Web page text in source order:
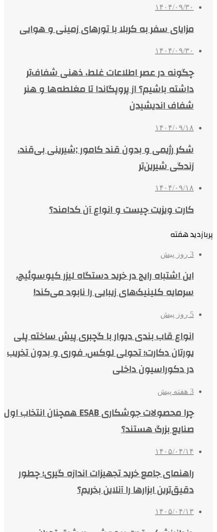
۱۴۰۴/۰۹/۳۰
مزایای سفر به کربلا با تورهای زمینی و هوایی
۱۴۰۴/۰۹/۳۰
چگونه در عصر اطلاعات غلط، ذهنی شفاف‌تر
داشته باشیم؟ از پروپگاندا تا مغلطه‌ها و هنر
شفاف اندیشیدن
۱۴۰۴/۰۹/۱۸
شکر رژیمی و بدون قند کامور ;شیرینی بی‌قند،
زندگی شیرین‌تر
۱۴۰۴/۰۹/۱۸
کارت ویزیت چیست و انواع آن کدامند؟
پربازدید هفته
3 روز پیش
این اشتباه رایج در خرید دستگاه لیزر کیوسوئیچ،
سرمایه کلینیک‌های زیبایی را نابود می‌کند!
5 روز پیش
انواع قاب بندی دیوار با گچبری پیش ساخته پلی
یورتان دکارت؛ تحولی لوکس، فوری و بدون تخریب
در دکوراسیون داخلی
3 هفته پیش
چرا محصولات جوشکاری ESAB همچنان انتخاب اول
صنایع بزرگ هستند؟
۱۴۰۵/۰۴/۱۴
راهنمای جامع خرید تجهیزات اندازه گیری؛ چطور
دقیق‌ترین ابزارها را آنلاین بخریم؟
۱۴۰۵/۰۴/۱۳